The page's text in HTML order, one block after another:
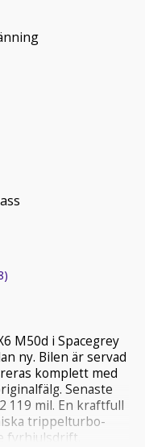
M50d i Spacegrey
ny. Bilen är servad
komplett med
Senaste
119 mil. En kraftfull
trippelturbo-
fyrhjulsdrift.